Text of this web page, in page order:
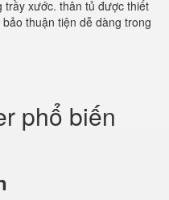
trầy xước. thân tủ được thiết
thuận tiện dễ dàng trong
phổ biến